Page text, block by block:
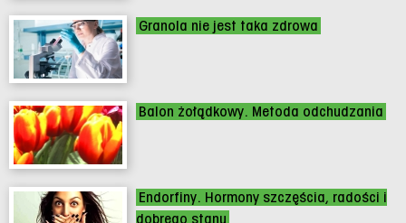
Granola nie jest taka zdrowa
Balon żołądkowy. Metoda odchudzania
Endorfiny. Hormony szczęścia, radości i
dobrego stanu